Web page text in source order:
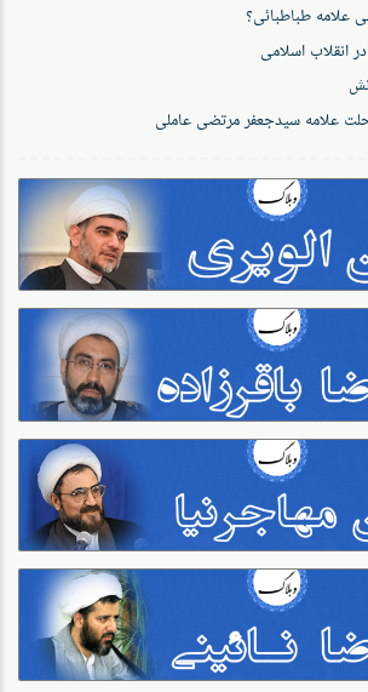
علامه طباطبائی؟
انقلاب اسلامی
علامه سیدجعفر مرتضی عاملی